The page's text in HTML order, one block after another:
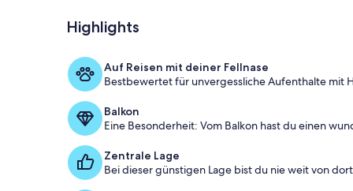
beliebt
Highlights
Auf Reisen mit deiner Fellnase
Bestbewertet für unvergessliche Aufenthalte mit
Balkon
Eine Besonderheit: Vom Balkon hast du einen
Zentrale Lage
Bei dieser günstigen Lage bist du nie weit von